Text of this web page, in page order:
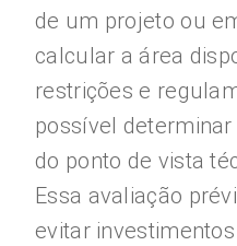
de um projeto ou
calcular a área
restrições e
possível
do ponto de vista
Essa avaliação
evitar